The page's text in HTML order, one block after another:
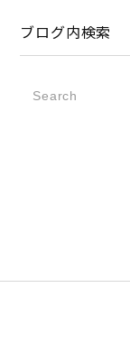
ブログ内検索